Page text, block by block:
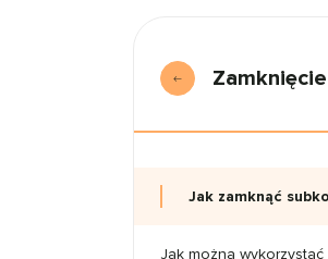
Jak zamknąć
Jak można